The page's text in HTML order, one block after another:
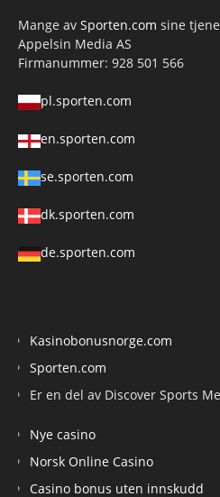
Mange av Sporten.com sine
Appelsin Media AS
Firmanummer: 928 501 566
pl.sporten.com
en.sporten.com
se.sporten.com
dk.sporten.com
de.sporten.com
Kasinobonusnorge.com
Sporten.com
Er en del av Discover Sports
Nye casino
Norsk Online Casino
Casino bonus uten innskudd